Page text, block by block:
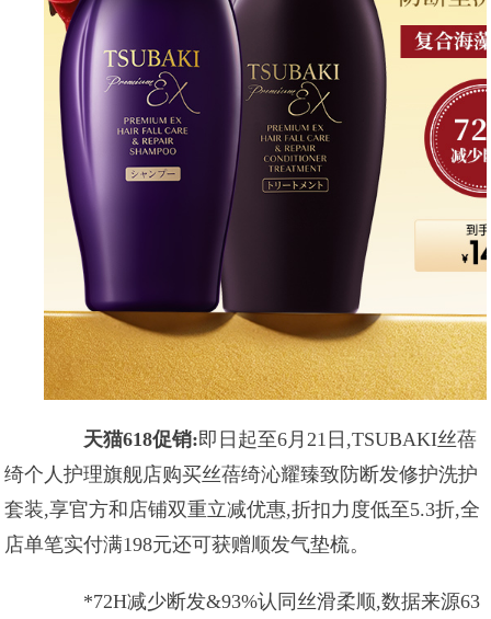
天猫618促销:即日起至6月21日,TSUBAKI丝蓓
绮个人护理旗舰店购买丝蓓绮沁耀臻致防断发修护洗护
套装,享官方和店铺双重立减优惠,折扣力度低至5.3折,全
店单笔实付满198元还可获赠顺发气垫梳。
*72H减少断发&93%认同丝滑柔顺,数据来源63